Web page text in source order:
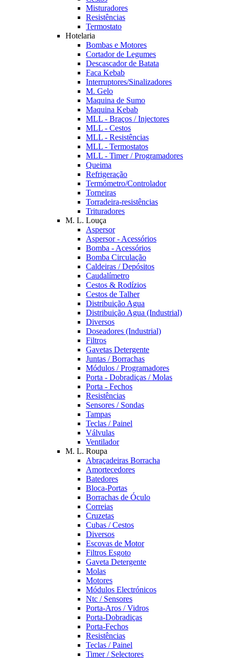
Misturadores
Resistências
Termostato
Hotelaria
Bombas e Motores
Cortador de Legumes
Descascador de Batata
Faca Kebab
Interruptores/Sinalizadores
M. Gelo
Maquina de Sumo
Maquina Kebab
MLL - Braços / Injectores
MLL - Cestos
MLL - Resistências
MLL - Termostatos
MLL - Timer / Programadores
Queima
Refrigeração
Termómetro/Controlador
Torneiras
Torradeira-resistências
Trituradores
M. L. Louça
Aspersor
Aspersor - Acessórios
Bomba - Acessórios
Bomba Circulação
Caldeiras / Depósitos
Caudalímetro
Cestos & Rodízios
Cestos de Talher
Distribuição Agua
Distribuição Agua (Industrial)
Diversos
Doseadores (Industrial)
Filtros
Gavetas Detergente
Juntas / Borrachas
Módulos / Programadores
Porta - Dobradiças / Molas
Porta - Fechos
Resistências
Sensores / Sondas
Tampas
Teclas / Painel
Válvulas
Ventilador
M. L. Roupa
Abraçadeiras Borracha
Amortecedores
Batedores
Bloca-Portas
Borrachas de Óculo
Correias
Cruzetas
Cubas / Cestos
Diversos
Escovas de Motor
Filtros Esgoto
Gaveta Detergente
Molas
Motores
Módulos Electrónicos
Ntc / Sensores
Porta-Aros / Vidros
Porta-Dobradiças
Porta-Fechos
Resistências
Teclas / Painel
Timer / Selectores